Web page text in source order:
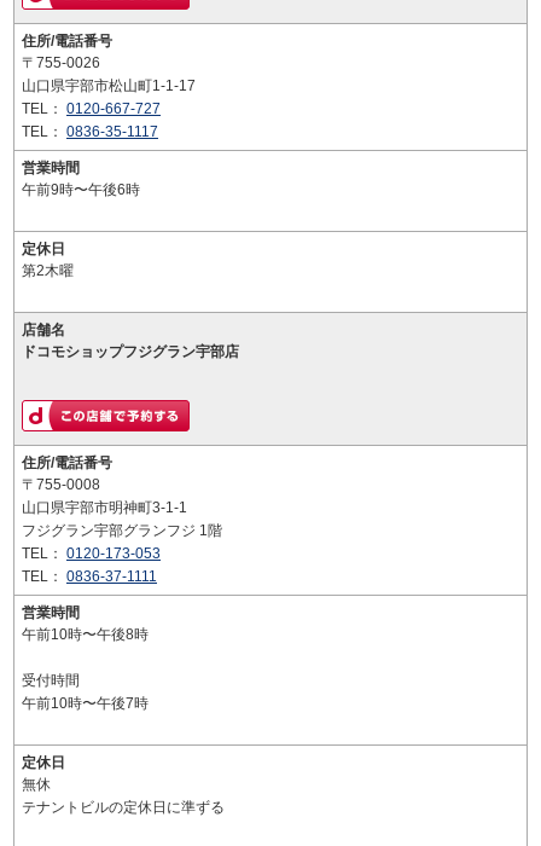
住所/電話番号
〒755-0026
山口県宇部市松山町1-1-17
TEL： 0120-667-727
TEL： 0836-35-1117
営業時間
午前9時〜午後6時
定休日
第2木曜
店舗名
ドコモショップフジグラン宇部店
住所/電話番号
〒755-0008
山口県宇部市明神町3-1-1
フジグラン宇部グランフジ 1階
TEL： 0120-173-053
TEL： 0836-37-1111
営業時間
午前10時〜午後8時
受付時間
午前10時〜午後7時
定休日
無休
テナントビルの定休日に準ずる